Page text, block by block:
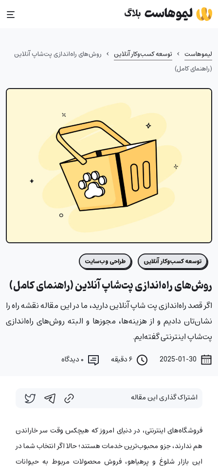
Skip
to
لیموهاست › توسعه کسب‌وکار آنلاین › روش‌های راه‌اندازی پت‌شاپ آنلاین
(راهنمای کامل)
توسعه کسب‌وکار آنلاین طراحی وب‌سایت
روش‌های راه‌اندازی پت‌شاپ آنلاین (راهنمای کامل)
اگر قصد راه‌اندازی پت شاپ آنلاین دارید، ما در این مقاله نقشه راه را
نشان‌تان دادیم و از هزینه‌ها، مجوزها و البته روش‌های راه‌اندازی
پت‌شاپ اینترنتی گفته‌ایم.
دیدگاه
اشتراک گذاری این مقاله
فروشگاه‌های اینترنتی، در دنیای امروز که هیچکس وقت سر خاراندن
هم ندارند، جزو محبوب‌ترین خدمات هستند؛ حالا اگر انتخاب شما در
این بازار شلوغ و پرهیاهو، فروش محصولات مربوط به حیوانات